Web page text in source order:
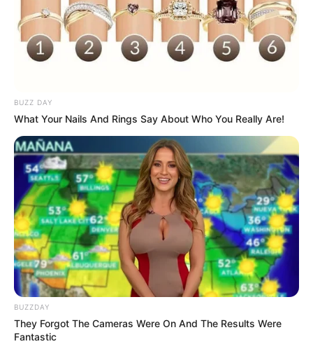
Undangan Minimalis,
Tetap Keren Meski Low
Budget
& Elegan
Simple hingga Unik, 10
Desain Tempat Lilin
dengan Berbagai Bentuk
BUZZ DAY
What Your Nails And Rings Say About Who You Really Are!
BUZZDAY
They Forgot The Cameras Were On And The Results Were
Fantastic